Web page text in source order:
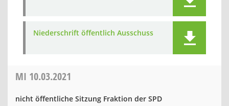
Niederschrift öffentlich Ausschuss
MI 10.03.2021
nicht öffentliche Sitzung Fraktion der SPD